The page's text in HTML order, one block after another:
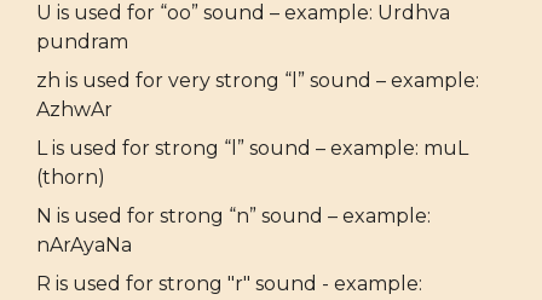
U is used for “oo” sound – example: Urdhva
pundram
zh is used for very strong “l” sound – example:
AzhwAr
L is used for strong “l” sound – example: muL
(thorn)
N is used for strong “n” sound – example:
nArAyaNa
R is used for strong "r" sound - example: